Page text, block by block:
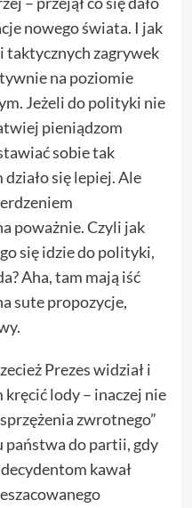
nowego świata. I jak
zagrywek
na poziomie
Jeżeli do polityki nie
pieniądzom
sobie tak
się lepiej. Ale
poważnie. Czyli jak
się idzie do polityki,
Aha, tam mają iść
sute propozycje,
Prezes widział i
lody – inaczej nie
zwrotnego”
państwa do partii, gdy
kawał